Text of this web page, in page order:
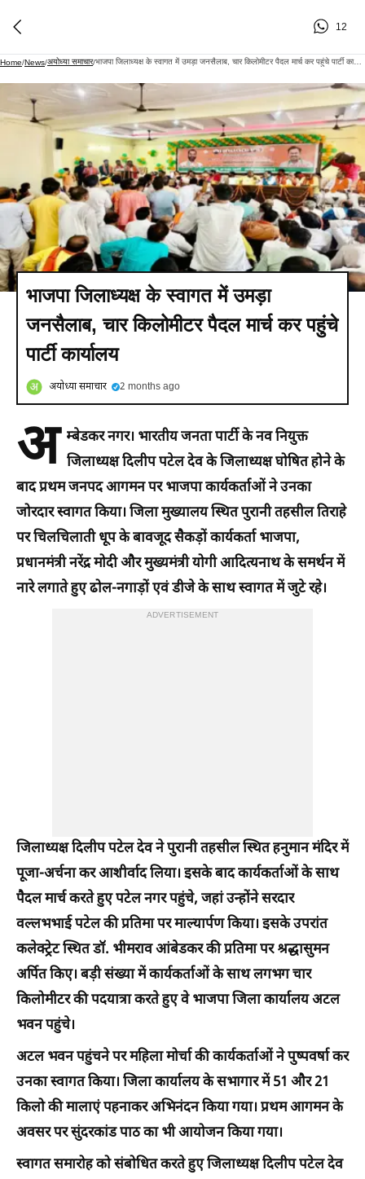
12
Home/News/अयोध्या समाचार/ भाजपा जिलाध्यक्ष के स्वागत में उमड़ा जनसैलाब, चार किलोमीटर पैदल मार्च कर पहुंचे पार्टी कार्यालय
भाजपा जिलाध्यक्ष के स्वागत में उमड़ा
जनसैलाब, चार किलोमीटर पैदल मार्च कर पहुंचे
पार्टी कार्यालय
अयोध्या समाचार 2 months ago
अ म्बेडकर नगर। भारतीय जनता पार्टी के नव नियुक्त
जिलाध्यक्ष दिलीप पटेल देव के जिलाध्यक्ष घोषित होने के
बाद प्रथम जनपद आगमन पर भाजपा कार्यकर्ताओं ने उनका
जोरदार स्वागत किया। जिला मुख्यालय स्थित पुरानी तहसील तिराहे
पर चिलचिलाती धूप के बावजूद सैकड़ों कार्यकर्ता भाजपा,
प्रधानमंत्री नरेंद्र मोदी और मुख्यमंत्री योगी आदित्यनाथ के समर्थन में
नारे लगाते हुए ढोल-नगाड़ों एवं डीजे के साथ स्वागत में जुटे रहे।
ADVERTISEMENT
जिलाध्यक्ष दिलीप पटेल देव ने पुरानी तहसील स्थित हनुमान मंदिर में
पूजा-अर्चना कर आशीर्वाद लिया। इसके बाद कार्यकर्ताओं के साथ
पैदल मार्च करते हुए पटेल नगर पहुंचे, जहां उन्होंने सरदार
वल्लभभाई पटेल की प्रतिमा पर माल्यार्पण किया। इसके उपरांत
कलेक्ट्रेट स्थित डॉ. भीमराव आंबेडकर की प्रतिमा पर श्रद्धासुमन
अर्पित किए। बड़ी संख्या में कार्यकर्ताओं के साथ लगभग चार
किलोमीटर की पदयात्रा करते हुए वे भाजपा जिला कार्यालय अटल
भवन पहुंचे।
अटल भवन पहुंचने पर महिला मोर्चा की कार्यकर्ताओं ने पुष्पवर्षा कर
उनका स्वागत किया। जिला कार्यालय के सभागार में 51 और 21
किलो की मालाएं पहनाकर अभिनंदन किया गया। प्रथम आगमन के
अवसर पर सुंदरकांड पाठ का भी आयोजन किया गया।
स्वागत समारोह को संबोधित करते हुए जिलाध्यक्ष दिलीप पटेल देव